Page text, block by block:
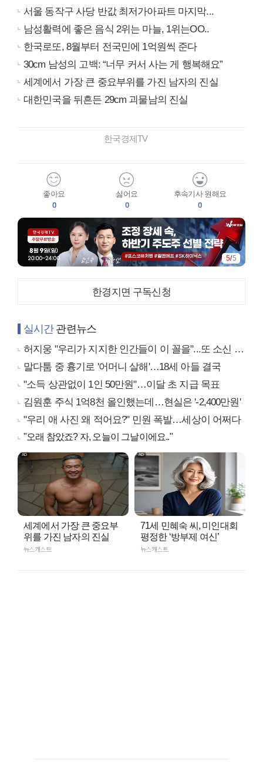
서울 동작구 사당 반값 최저가아파트 마지막...
남성활력에 좋은 음식 2위는 마늘, 1위는OO..
한국로또, 8월부터 전국민에 1억원씩 준다
30cm 남성의 고백: “너무 커서 사는 게 행복해요”
세계에서 가장 큰 중요부위를 가진 남자의 진실
대한민국을 뒤흔든 29cm 괴물남의 진실
한국경제TV
좋아요
0
싫어요
0
후속기사 원해요
0
5/5
한경지면 구독신청
실시간관련뉴스
허지웅 "우리가 지지한 인간들이 이 꼴을"...또 소신 발언
말다툼 중 흉기로 '어머니 살해'…18세 아들 결국
"소득 상관없이 1인 50만원"…이달 초 지급 목표
김원훈 주식 1억8천 올인했는데…현실은 '-2,400만원'
"우리 애 사진 왜 적어요?" 민원 폭발…세상이 어쩌다
"오래 참았죠? 자, 오늘이 그날이에요.."
세계에서 가장 큰 중요부
위를 가진 남자의 진실
뉴스캐스트
71세 민혜숙 씨, 미인대회
평정한 ‘방부제 여신’
뉴스캐스트